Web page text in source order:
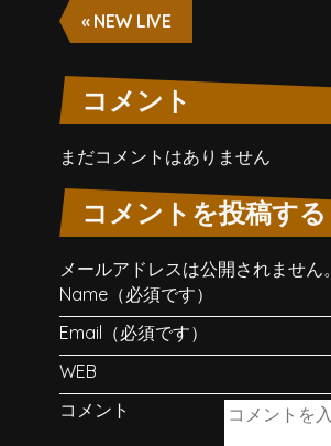
« NEW LIVE
コメント
まだコメントはありません
コメントを投稿する
メールアドレスは公開されません。
Name（必須です）
Email（必須です）
WEB
コメント